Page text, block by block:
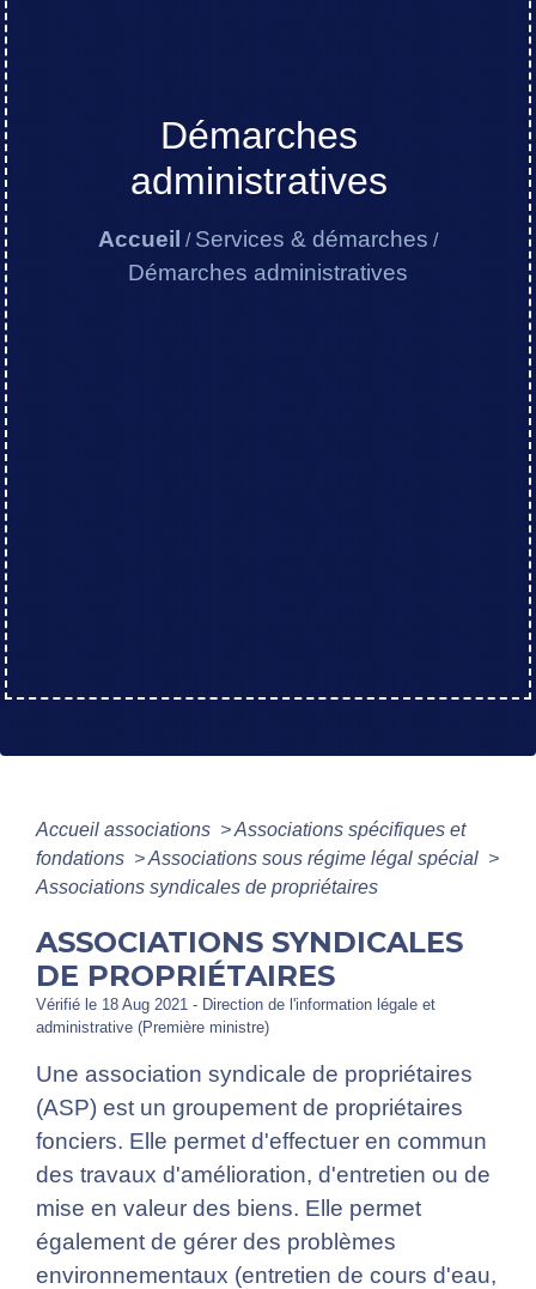
Démarches
administratives
Accueil / Services & démarches /
Démarches administratives
Accueil associations >Associations spécifiques et
fondations >Associations sous régime légal spécial >
Associations syndicales de propriétaires
ASSOCIATIONS SYNDICALES
DE PROPRIÉTAIRES
Vérifié le 18 Aug 2021 - Direction de l'information légale et
administrative (Première ministre)
Une association syndicale de propriétaires
(ASP) est un groupement de propriétaires
fonciers. Elle permet d'effectuer en commun
des travaux d'amélioration, d'entretien ou de
mise en valeur des biens. Elle permet
également de gérer des problèmes
environnementaux (entretien de cours d'eau,